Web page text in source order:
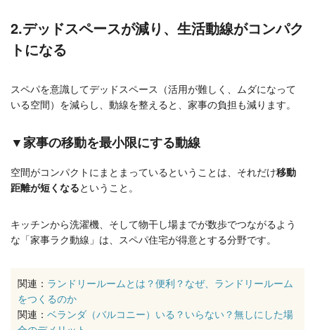
2.デッドスペースが減り、生活動線がコンパク
トになる
スペパを意識してデッドスペース（活用が難しく、ムダになって
いる空間）を減らし、動線を整えると、家事の負担も減ります。
▼家事の移動を最小限にする動線
空間がコンパクトにまとまっているということは、それだけ移動
距離が短くなるということ。
キッチンから洗濯機、そして物干し場までが数歩でつながるよう
な「家事ラク動線」は、スペパ住宅が得意とする分野です。
関連： ランドリールームとは？便利？なぜ、ランドリールーム
をつくるのか
関連： ベランダ（バルコニー）いる？いらない？無しにした場